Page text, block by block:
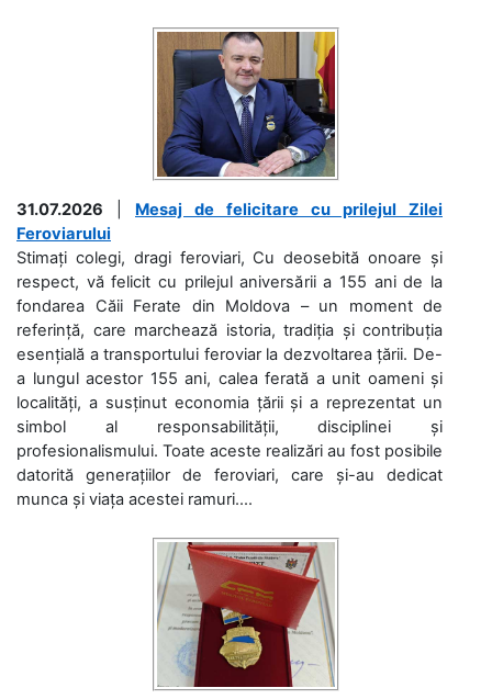
31.07.2026
Mesaj de felicitare cu prilejul Zilei
Feroviarului
Stimați colegi, dragi feroviari, Cu deosebită onoare și
respect, vă felicit cu prilejul aniversării a 155 ani de la
fondarea Căii Ferate din Moldova – un moment de
referință, care marchează istoria, tradiția și contribuția
esențială a transportului feroviar la dezvoltarea țării. De-
a lungul acestor 155 ani, calea ferată a unit oameni și
localități, a susținut economia țării și a reprezentat un
simbol al responsabilității, disciplinei și
profesionalismului. Toate aceste realizări au fost posibile
datorită generațiilor de feroviari, care și-au dedicat
munca și viața acestei ramuri....